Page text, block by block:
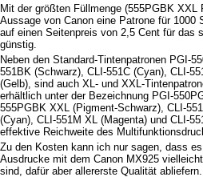
Mit der größten Füllmenge (555PGBK XXL
Aussage von Canon eine Patrone für 1000
auf einen Seitenpreis von 2,5 Cent für das
günstig.
Neben den Standard-Tintenpatronen PGI-
551BK (Schwarz), CLI-551C (Cyan), CLI-
(Gelb), sind auch XL- und XXL-
erhältlich unter der Bezeichnung PGI-
555PGBK XXL (Pigment-Schwarz), CLI-
(Cyan), CLI-551M XL (Magenta) und CLI-
effektive Reichweite des
Zu den Kosten kann ich nur sagen, dass
Ausdrucke mit dem Canon MX925
sind, dafür aber allererste Qualität